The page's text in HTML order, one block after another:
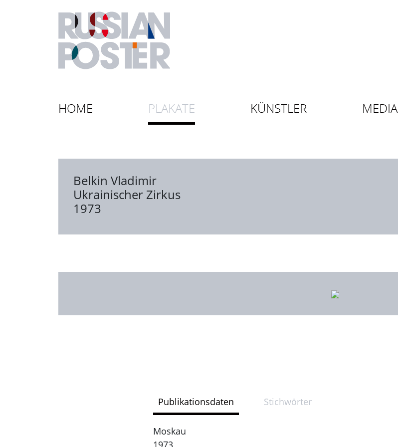
HOME PLAKATE KÜNSTLER MEDIA
Belkin Vladimir
Ukrainischer Zirkus
1973
Publikationsdaten Stichwörter
Moskau
1973